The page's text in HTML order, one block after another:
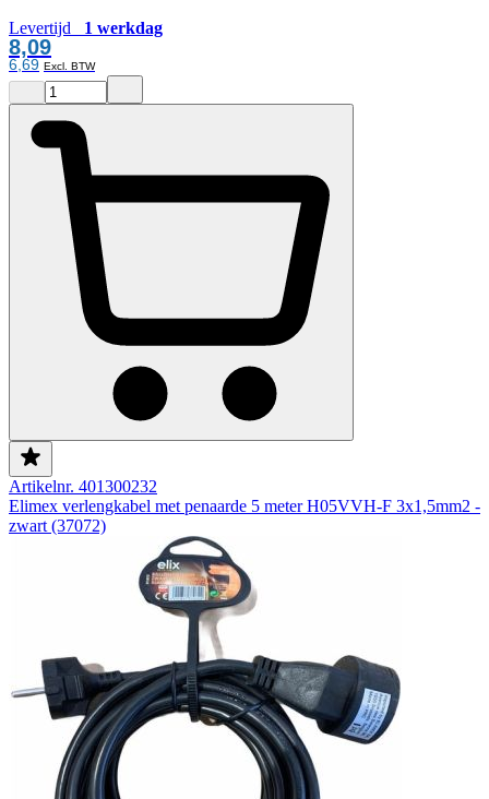
Levertijd 1 werkdag
8,09
6,69
Artikelnr. 401300232
Elimex verlengkabel met penaarde 5 meter H05VVH-F 3x1,5mm2 -
zwart (37072)